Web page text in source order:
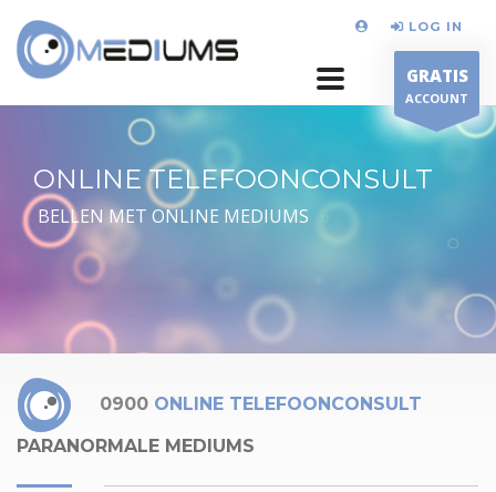
LOG IN
GRATIS
ACCOUNT
ONLINE TELEFOONCONSULT
BELLEN MET ONLINE MEDIUMS
0900 ONLINE TELEFOONCONSULT
PARANORMALE MEDIUMS